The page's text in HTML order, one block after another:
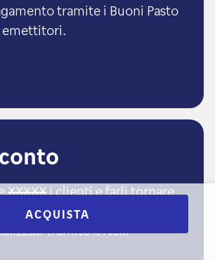
ACQUISTA
tramite i Buoni Pasto
emettitori.
XXXXXi clienti e farli tornare
registri minor affluenza, offri
tramite il Nexi